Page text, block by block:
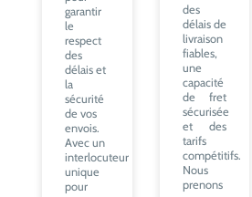
garantir
le
respect
des
délais et
la
sécurité
de vos
envois.
Avec un
interlocuteur
unique
pour
des
délais de
livraison
fiables,
une
capacité
de fret
sécurisée
et des
tarifs
compétitifs.
Nous
prenons